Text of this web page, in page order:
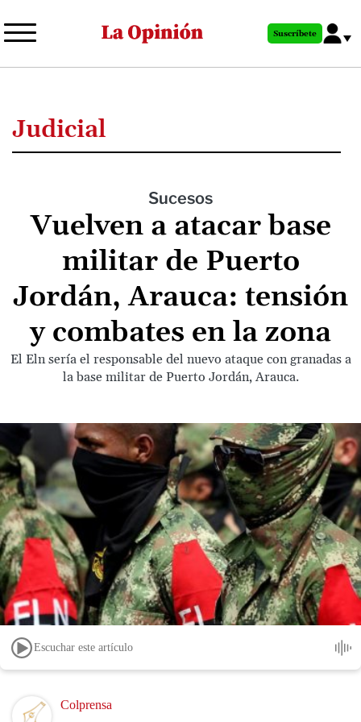
al
principal
Suscríbete
Judicial
Sucesos
Vuelven a atacar base
militar de Puerto
Jordán, Arauca: tensión
y combates en la zona
El Eln sería el responsable del nuevo ataque con granadas a
la base militar de Puerto Jordán, Arauca.
Escuchar este artículo
Image Colprensa